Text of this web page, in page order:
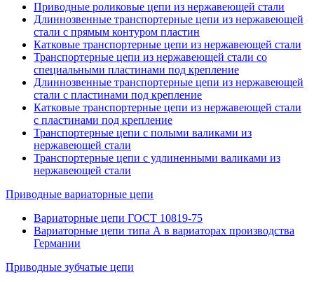
Приводные роликовые цепи из нержавеющей стали
Длиннозвенные транспортерные цепи из нержавеющей
стали с прямым контуром плаcтин
Катковые транспортерные цепи из нержавеющей стали
Транспортерные цепи из нержавеющей стали со
специальными пластинами под крепление
Длиннозвенные транспортерные цепи из нержавеющей
стали с пластинами под крепление
Катковые транспортерные цепи из нержавеющей стали
с пластинами под крепление
Транспортерные цепи с полыми валиками из
нержавеющей стали
Транспортерные цепи с удлиненными валиками из
нержавеющей стали
Приводные вариаторные цепи
Вариаторные цепи ГОСТ 10819-75
Вариаторные цепи типа А в вариаторах производства
Германии
Приводные зубчатые цепи